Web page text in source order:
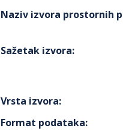
Naziv izvora prostornih
Sažetak izvora:
Vrsta izvora:
Format podataka: